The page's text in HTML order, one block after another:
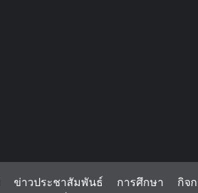
ข่าวประชาสัมพันธ์ การศึกษา กิจ